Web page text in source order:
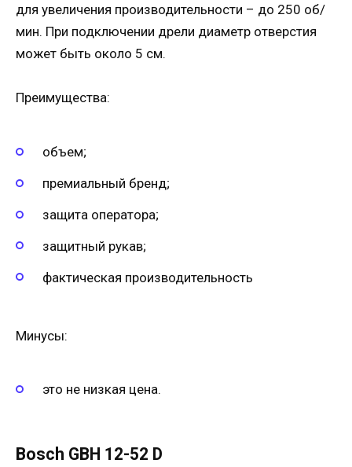
для увеличения производительности – до 250 об/
мин. При подключении дрели диаметр отверстия
может быть около 5 см.
Преимущества:
объем;
премиальный бренд;
защита оператора;
защитный рукав;
фактическая производительность
Минусы:
это не низкая цена.
Bosch GBH 12-52 D